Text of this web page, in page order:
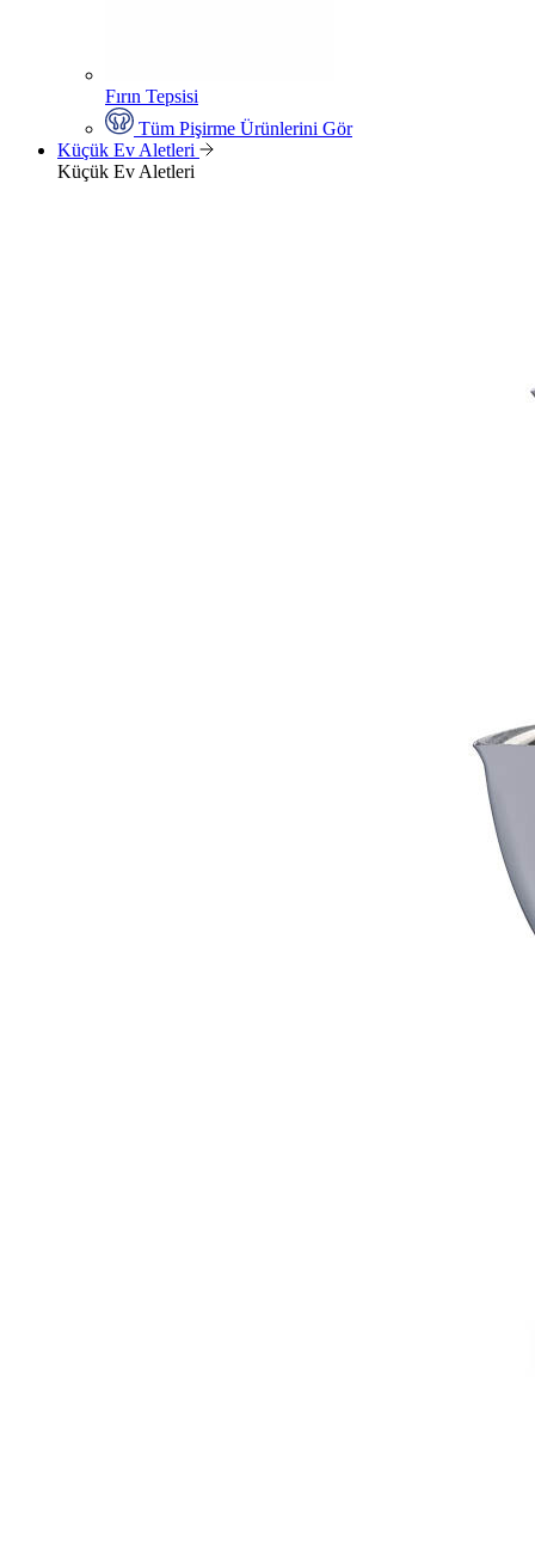
Fırın Tepsisi
Tüm Pişirme Ürünlerini Gör
Küçük Ev Aletleri
Küçük Ev Aletleri